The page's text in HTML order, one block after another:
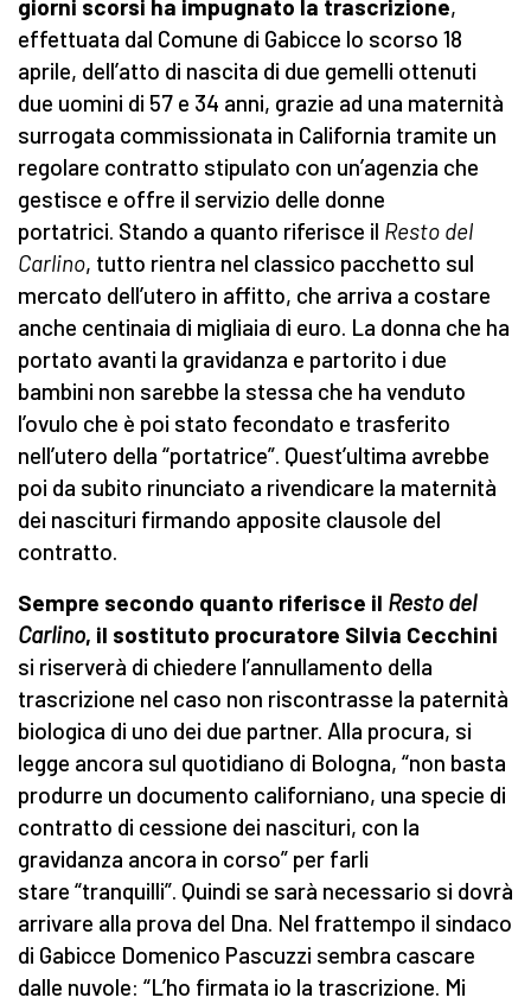
giorni scorsi ha impugnato la trascrizione,
effettuata dal Comune di Gabicce lo scorso 18
aprile, dell’atto di nascita di due gemelli ottenuti
due uomini di 57 e 34 anni, grazie ad una maternità
surrogata commissionata in California tramite un
regolare contratto stipulato con un’agenzia che
gestisce e offre il servizio delle donne
portatrici. Stando a quanto riferisce il Resto del
Carlino, tutto rientra nel classico pacchetto sul
mercato dell’utero in affitto, che arriva a costare
anche centinaia di migliaia di euro. La donna che ha
portato avanti la gravidanza e partorito i due
bambini non sarebbe la stessa che ha venduto
l’ovulo che è poi stato fecondato e trasferito
nell’utero della “portatrice”. Quest’ultima avrebbe
poi da subito rinunciato a rivendicare la maternità
dei nascituri firmando apposite clausole del
contratto.
Sempre secondo quanto riferisce il Resto del
Carlino, il sostituto procuratore Silvia Cecchini
si riserverà di chiedere l’annullamento della
trascrizione nel caso non riscontrasse la paternità
biologica di uno dei due partner. Alla procura, si
legge ancora sul quotidiano di Bologna, “non basta
produrre un documento californiano, una specie di
contratto di cessione dei nascituri, con la
gravidanza ancora in corso” per farli
stare “tranquilli”. Quindi se sarà necessario si dovrà
arrivare alla prova del Dna. Nel frattempo il sindaco
di Gabicce Domenico Pascuzzi sembra cascare
dalle nuvole: “L’ho firmata io la trascrizione. Mi